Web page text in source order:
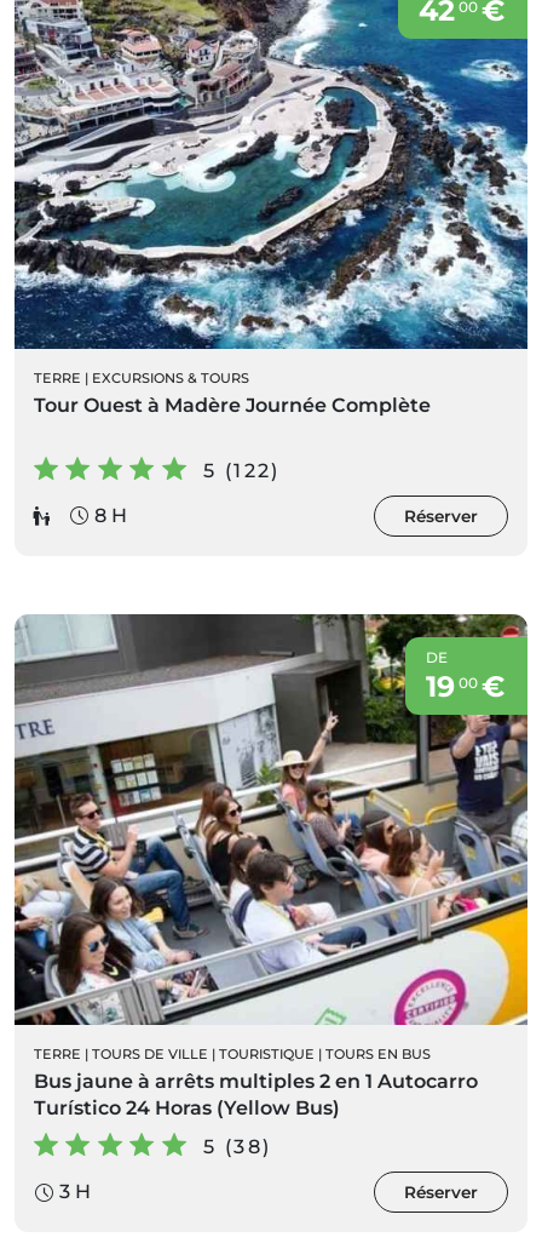
42 00€
TERRE | EXCURSIONS & TOURS
Tour Ouest à Madère Journée Complète
5 (122)
8 H
Réserver
DE
19 00€
TERRE | TOURS DE VILLE | TOURISTIQUE | TOURS EN BUS
Bus jaune à arrêts multiples 2 en 1 Autocarro
Turístico 24 Horas (Yellow Bus)
5 (38)
3 H
Réserver